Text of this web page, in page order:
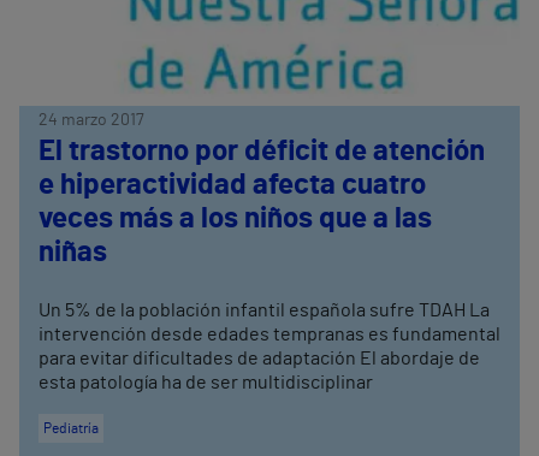
24 marzo 2017
El trastorno por déficit de atención
e hiperactividad afecta cuatro
veces más a los niños que a las
niñas
Un 5% de la población infantil española sufre TDAH La
intervención desde edades tempranas es fundamental
para evitar dificultades de adaptación El abordaje de
esta patología ha de ser multidisciplinar
Pediatría